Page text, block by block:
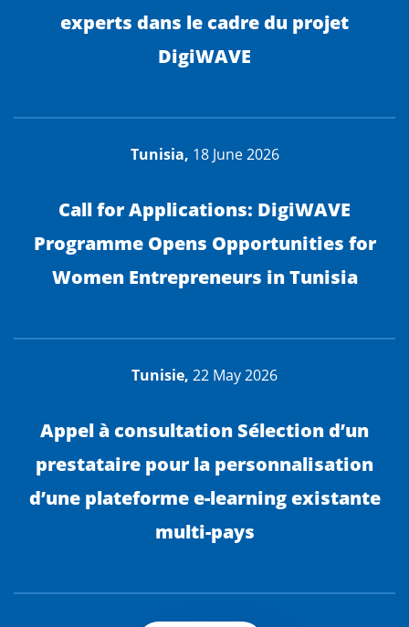
experts dans le cadre du projet
DigiWAVE
Tunisia, 18 June 2026
Call for Applications: DigiWAVE
Programme Opens Opportunities for
Women Entrepreneurs in Tunisia
Tunisie, 22 May 2026
Appel à consultation Sélection d’un
prestataire pour la personnalisation
d’une plateforme e-learning existante
multi-pays